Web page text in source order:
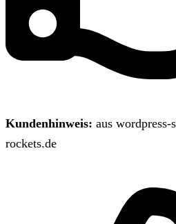
Kundenhinweis: aus
rockets.de